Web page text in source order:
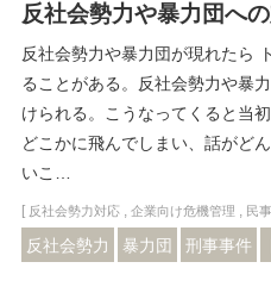
反社会勢力や暴力団へ
反社会勢力や暴力団が現れたら
ることがある。反社会勢力や暴
けられる。こうなってくると当
どこかに飛んでしまい、話がど
いこ…
[ 反社会勢力対応, 企業向け危機管理 , 民
反社会勢力 暴力団 刑事事件